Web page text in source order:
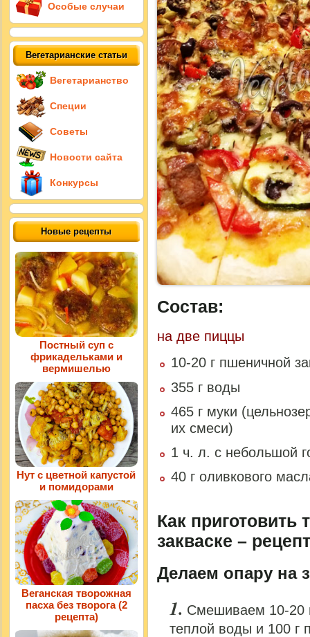
Состав:
на две пиццы
10-20 г пшеничной
355 г воды
465 г муки
их смеси)
1 ч. л. с небольшой
40 г оливкового
Как приготовить
закваске –
Делаем опару на
Смешиваем 10-20
теплой воды и 100 г
Особые случаи
Вегетарианские статьи
Вегетарианство
Специи
Советы
Новости сайта
Конкурсы
Новые рецепты
Постный суп с
фрикадельками и
вермишелью
Нут с цветной капустой
и помидорами
Веганская творожная
пасха без творога (2
рецепта)